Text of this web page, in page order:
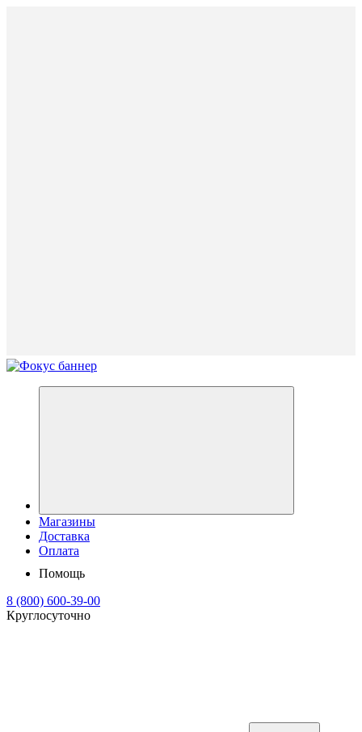
Магазины
Доставка
Оплата
Помощь
8 (800) 600-39-00
Круглосуточно